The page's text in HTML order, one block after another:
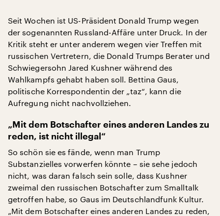
Seit Wochen ist US-Präsident Donald Trump wegen
der sogenannten Russland-Affäre unter Druck. In der
Kritik steht er unter anderem wegen vier Treffen mit
russischen Vertretern, die Donald Trumps Berater und
Schwiegersohn Jared Kushner während des
Wahlkampfs gehabt haben soll. Bettina Gaus,
politische Korrespondentin der „taz“, kann die
Aufregung nicht nachvollziehen.
„Mit dem Botschafter eines anderen Landes zu
reden, ist nicht illegal“
So schön sie es fände, wenn man Trump
Substanzielles vorwerfen könnte – sie sehe jedoch
nicht, was daran falsch sein solle, dass Kushner
zweimal den russischen Botschafter zum Smalltalk
getroffen habe, so Gaus im Deutschlandfunk Kultur.
„Mit dem Botschafter eines anderen Landes zu reden,